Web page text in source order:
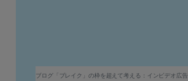
ブログ「ブレイク」の枠を超えて考える：インビデオ広
コネクテッドTV